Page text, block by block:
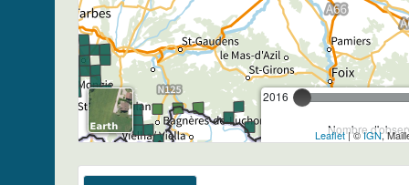
2016
Nombre
Leaflet| ©IGN,